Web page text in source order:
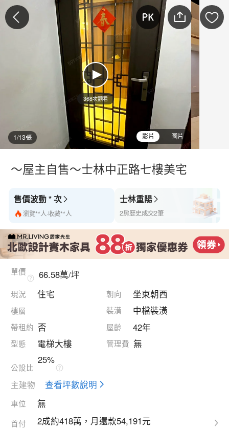
368次觀看
1/13張 影片 圖片
～屋主自售～士林中正路七樓美宅
售價波動 * 次
瀏覽**人·收藏**人
士林重陽
2房歷史成交2筆
單價 66.58萬/坪
現況 住宅 朝向 坐東朝西
樓層 裝潢 中檔裝潢
帶租約 否 屋齡 42年
型態 電梯大樓 管理費 無
公設比
25%
主建物 查看坪數說明
車位 無
首付 2成約418萬，月還款54,191元